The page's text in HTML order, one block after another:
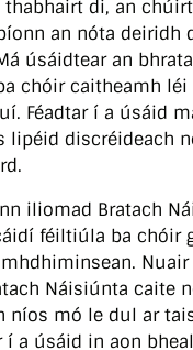
di, an
an nóta deiridh
úsáidtear an
chóir caitheamh léi
Féadtar í a úsáid
lipéid discréideach
iliomad Bratach
féiltiúla ba chóir
Nuair
Náisiúnta caite
níos mó le dul ar
a úsáid in aon